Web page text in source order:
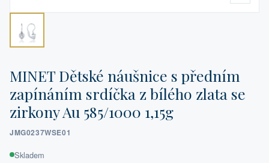
MINET Dětské náušnice s předním
zapínáním srdíčka z bílého zlata se
zirkony Au 585/1000 1,15g
JMG0237WSE01
Skladem